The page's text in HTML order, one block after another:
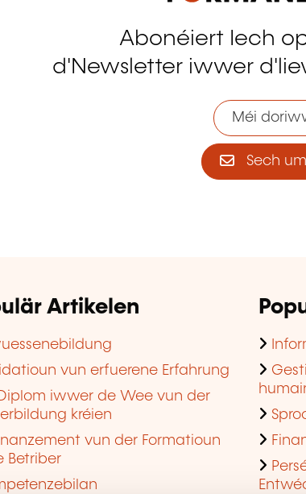
Abonéiert Iech
d'Newsletter iwwer
Méi
Sech
Artikelen
vun erfuerene Erfahrung
iwwer de Wee vun der
kréien
vun der Formatioun
Betriber